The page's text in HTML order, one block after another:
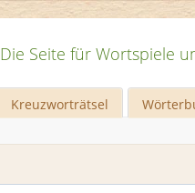
Die Seite für Wortspiele
Kreuzworträtsel